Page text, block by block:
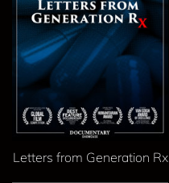
Letters from Generation Rx